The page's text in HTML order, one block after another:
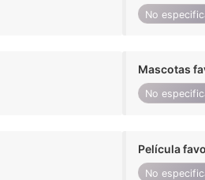
No
Mascotas
No
Película
No